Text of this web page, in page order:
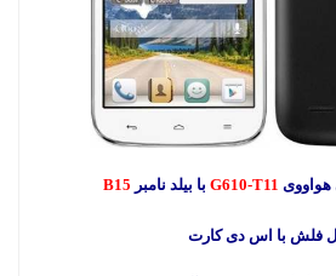
G610-T11 با بیلد نامبر B15
فلش با اس دی کارت